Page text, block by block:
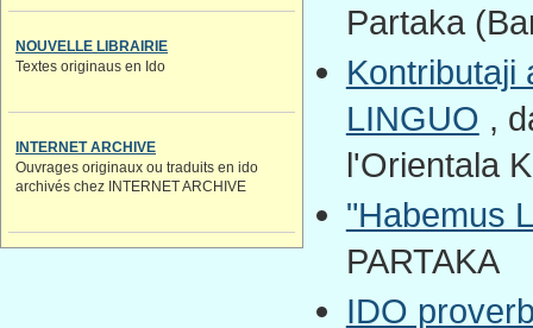
NOUVELLE LIBRAIRIE
Textes originaus en Ido
INTERNET ARCHIVE
Ouvrages originaux ou traduits en ido
archivés chez INTERNET ARCHIVE
Partaka
Kontributaji
LINGUO ,
l'Orientala
"Habemus
PARTAKA
IDO